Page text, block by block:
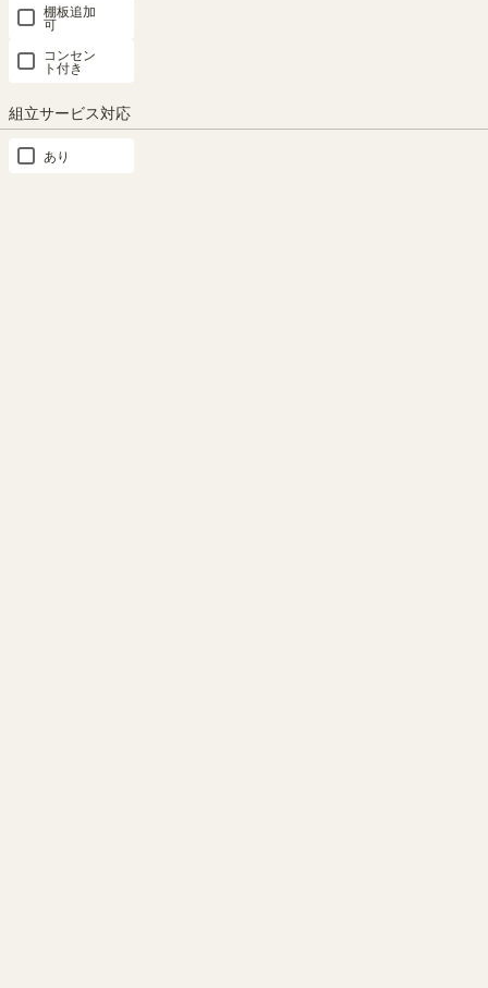
棚板追加
可
コンセン
ト付き
組立サービス対応
あり
扉と引出の大容量食器棚
上下の扉収納と中央部にある引
をたくさん収納できる食器棚で
す。